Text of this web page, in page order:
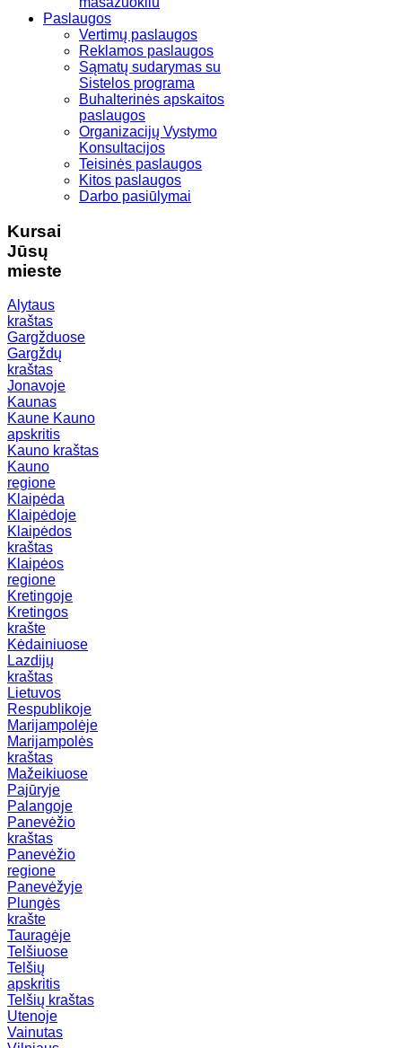
Paslaugos
Vertimų paslaugos
Reklamos paslaugos
Sąmatų sudarymas su
Sistelos programa
Buhalterinės apskaitos
paslaugos
Organizacijų Vystymo
Konsultacijos
Teisinės paslaugos
Kitos paslaugos
Darbo pasiūlymai
Kursai
Jūsų
mieste
Alytaus
kraštas
Gargžduose
Gargždų
kraštas
Jonavoje
Kaunas
Kaune Kauno
apskritis
Kauno kraštas
Kauno
regione
Klaipėda
Klaipėdoje
Klaipėdos
kraštas
Klaipėos
regione
Kretingoje
Kretingos
krašte
Kėdainiuose
Lazdijų
kraštas
Lietuvos
Respublikoje
Marijampolėje
Marijampolės
kraštas
Mažeikiuose
Pajūryje
Palangoje
Panevėžio
kraštas
Panevėžio
regione
Panevėžyje
Plungės
krašte
Tauragėje
Telšiuose
Telšių
apskritis
Telšių kraštas
Utenoje
Vainutas